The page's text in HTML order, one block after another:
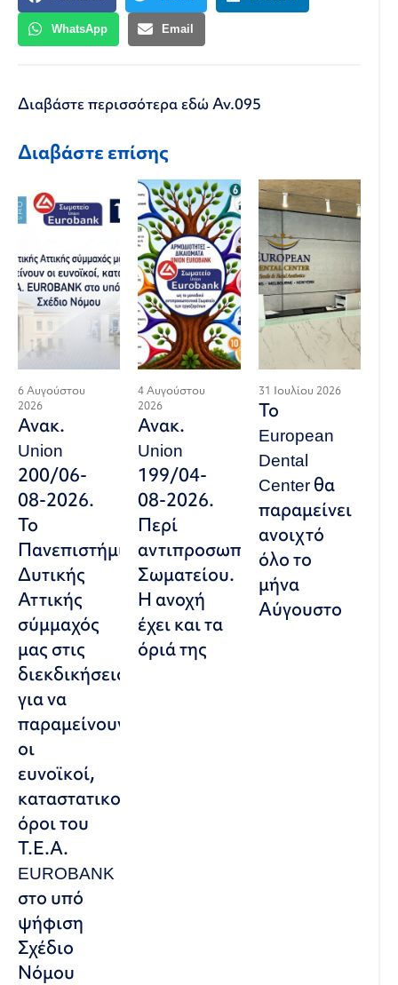
WhatsApp Email
Διαβάστε περισσότερα εδώΑν.095
Διαβάστε επίσης
6 Αυγούστου
2026
Ανακ.
Union
200/06-
08-2026.
Το
Πανεπιστήμιο
Δυτικής
Αττικής
σύμμαχός
μας στις
διεκδικήσεις,
για να
παραμείνουν
οι
ευνοϊκοί,
καταστατικοί
όροι του
Τ.Ε.Α.
EUROBANK
στο υπό
ψήφιση
Σχέδιο
Νόμου
4 Αυγούστου
2026
Ανακ.
Union
199/04-
08-2026.
Περί
αντιπροσωπευτικού
Σωματείου.
Η ανοχή
έχει και τα
όριά της
31 Ιουλίου 2026
Το
European
Dental
Center θα
παραμείνει
ανοιχτό
όλο το
μήνα
Αύγουστο